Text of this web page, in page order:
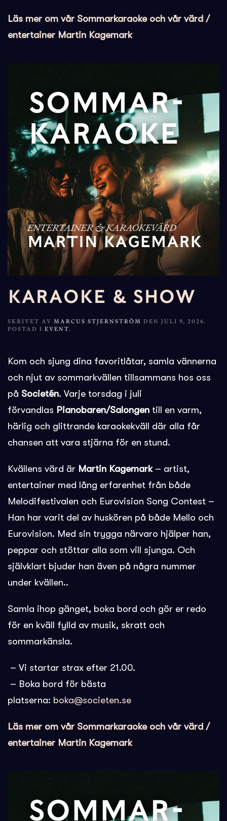
Läs mer om vår Sommarkaraoke och vår värd /
entertainer Martin Kagemark
KARAOKE & SHOW
SKRIVET AV MARCUS STJERNSTRÖM DEN JULI 9, 2026 .
POSTAD I EVENT.
Kom och sjung dina favoritlåtar, samla vännerna
och njut av sommarkvällen tillsammans hos oss
på Societén. Varje torsdag i juli
förvandlas Pianobaren/Salongen till en varm,
härlig och glittrande karaokekväll där alla får
chansen att vara stjärna för en stund.
Kvällens värd är Martin Kagemark– artist,
entertainer med lång erfarenhet från både
Melodifestivalen och Eurovision Song Contest –
Han har varit del av huskören på både Mello och
Eurovision. Med sin trygga närvaro hjälper han,
peppar och stöttar alla som vill sjunga. Och
självklart bjuder han även på några nummer
under kvällen..
Samla ihop gänget, boka bord och gör er redo
för en kväll fylld av musik, skratt och
sommarkänsla.
– Vi startar strax efter 21.00.
– Boka bord för bästa
platserna: boka@societen.se
Läs mer om vår Sommarkaraoke och vår värd /
entertainer Martin Kagemark